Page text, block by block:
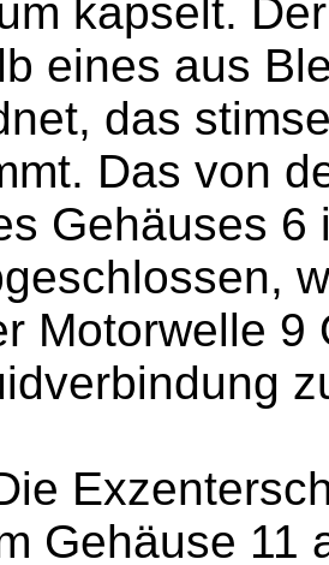
kapselt.
eines aus
das
Das von
Gehäuses
Motorwelle 9
Gehäuse 11